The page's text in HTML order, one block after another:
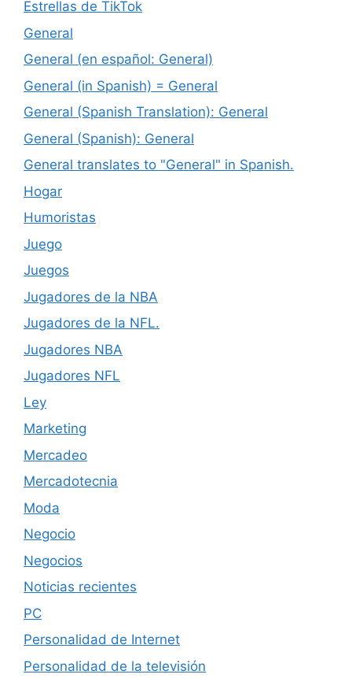
Estrellas de TikTok
General
General (en español: General)
General (in Spanish) = General
General (Spanish Translation): General
General (Spanish): General
General translates to "General" in Spanish.
Hogar
Humoristas
Juego
Juegos
Jugadores de la NBA
Jugadores de la NFL.
Jugadores NBA
Jugadores NFL
Ley
Marketing
Mercadeo
Mercadotecnia
Moda
Negocio
Negocios
Noticias recientes
PC
Personalidad de Internet
Personalidad de la televisión